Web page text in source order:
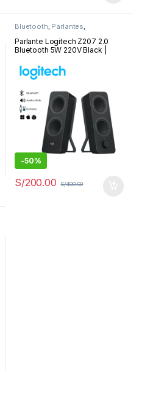
Bluetooth, Parlantes,
Periféricos y Accesorios
Parlante Logitech Z207 2.0
Bluetooth 5W 220V Black |
-50%
S/200.00 S/400.00